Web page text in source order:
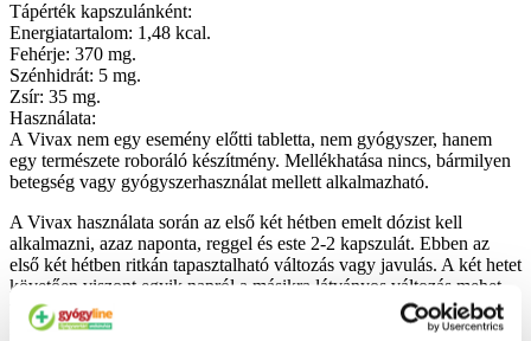
Tápérték kapszulánként:
Energiatartalom: 1,48 kcal.
Fehérje: 370 mg.
Szénhidrát: 5 mg.
Zsír: 35 mg.
Használata:
A Vivax nem egy esemény előtti tabletta, nem gyógyszer, hanem
egy természete roboráló készítmény. Mellékhatása nincs, bármilyen
betegség vagy gyógyszerhasználat mellett alkalmazható.
A Vivax használata során az első két hétben emelt dózist kell
alkalmazni, azaz naponta, reggel és este 2-2 kapszulát. Ebben az
első két hétben ritkán tapasztalható változás vagy javulás. A két hetet
követően viszont egyik napról a másikra látványos változás mehet
végbe.
Ezt követően már csökkenthető a napi adag 2-szer 1 kapszulára. A